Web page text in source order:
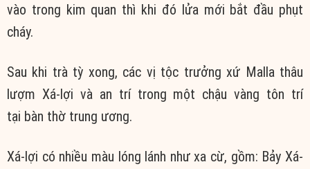
vào trong kim quan thì khi đó lửa mới bắt đầu phụt
cháy.
Sau khi trà tỳ xong, các vị tộc trưởng xứ Malla thâu
lượm Xá-lợi và an trítrong một chậu vàng tôn trí
tại bàn thờ trung ương.
Xá-lợi có nhiều màu lóng lánh nhưxa cừ, gồm: Bảy Xá-